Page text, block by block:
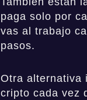
paga solo por
vas al trabajo
pasos.
Otra alternativa
cripto cada vez